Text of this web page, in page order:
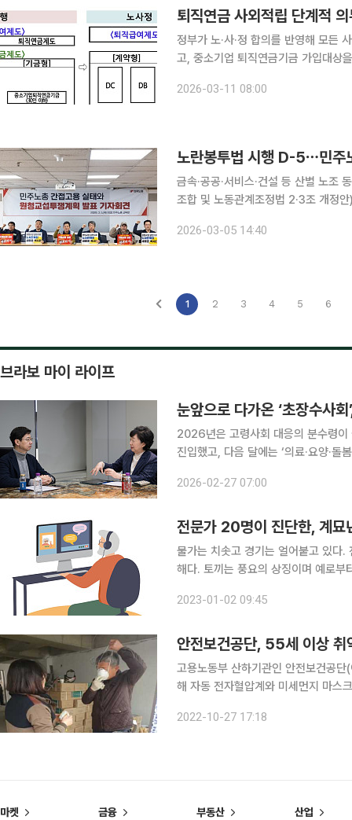
퇴직연금 사외적립 단계적
정부가 노·사·정 합의를 반영해 모든
고, 중소기업 퇴직연금기금 가입대상
부는 11일 정부서울청사에서 구윤철
2026-03-11 08:00
노란봉투법 시행 D-5⋯민주
금속·공공·서비스·건설 등 산별 노조 동시 교섭 요구
조합 및 노동관계조정법 2·3조 개정
봉투법 시행으로 원청의 사용자 책임
2026-03-05 14:40
1 2 3 4 5 6
브라보 마이 라이프
눈앞으로 다가온 ‘초장수사
2026년은 고령사회 대응의 분수령이
진입했고, 다음 달에는 ‘의료·요양·
체를 고령친화적으로 재설계해야 한
2026-02-27 07:00
전문가 20명이 진단한, 계묘
물가는 치솟고 경기는 얼어붙고 있다
해다. 토끼는 풍요의 상징이며 예로
지혜를 더한다면 계묘(癸卯)의 미를
2023-01-02 09:45
안전보건공단, 55세 이상 취
고용노동부 산하기관인 안전보건공
해 자동 전자혈압계와 미세먼지 마스크 등을 보급한다. 이번 지원의
션, SNS 등 디지털 플랫폼을 매개로
2022-10-27 17:18
마켓 금융 부동산 산업